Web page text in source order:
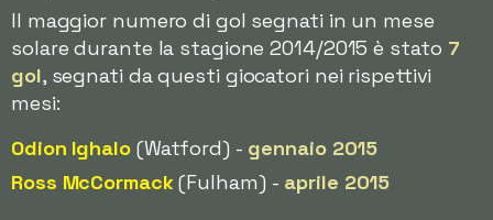
Il maggior numero di gol segnati in un mese
solare durante la stagione 2014/2015 è stato 7
gol, segnati da questi giocatori nei rispettivi
mesi:
Odion Ighalo(Watford) - gennaio 2015
Ross McCormack(Fulham) - aprile 2015